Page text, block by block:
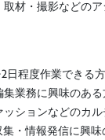
材・撮影などの
日程度作業できる方
業務に興味のあ
ションなどのカ
・情報発信に興